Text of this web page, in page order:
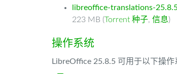
libreoffice-translations-
223 MB (Torrent 种子, 信息)
操作系统
LibreOffice 25.8.5 可用于以下操作